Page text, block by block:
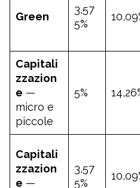
Green
3,57
5%
Capitali
zzazion
e —
micro e
piccole
5%
Capitali
zzazion
e —
3,57
5%